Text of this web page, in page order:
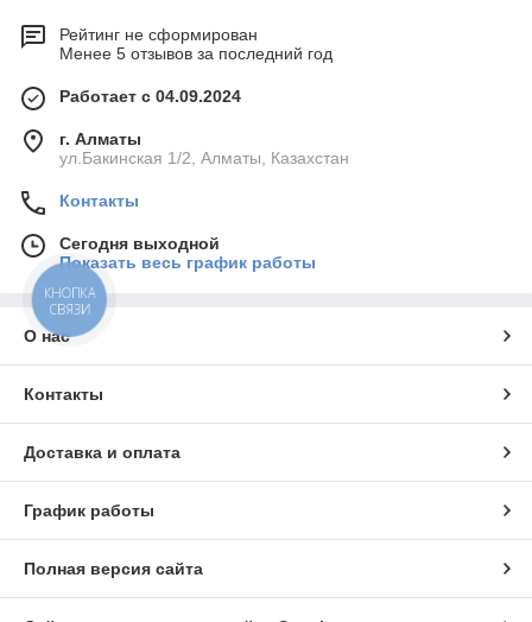
Рейтинг не сформирован
Менее 5 отзывов за последний год
Работает с 04.09.2024
г. Алматы
ул.Бакинская 1/2, Алматы, Казахстан
Контакты
Сегодня выходной
Показать весь график работы
О нас
Контакты
Доставка и оплата
График работы
Полная версия сайта
КНОПКА
СВЯЗИ